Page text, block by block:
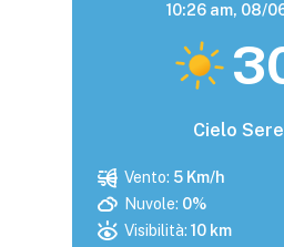
10:26 am, 08/
Cielo
Vento: 5 Km/h
Nuvole: 0%
Visibilità: 10 km